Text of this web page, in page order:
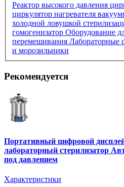
Реактор высокого давления
циркулятор нагревателя
холодной ловушкой
гомогенизатор Оборудование
перемешивания Лабораторные
и морозильники
Рекомендуется
Портативный цифровой
лабораторный стерилизатор
под давлением
Характеристики